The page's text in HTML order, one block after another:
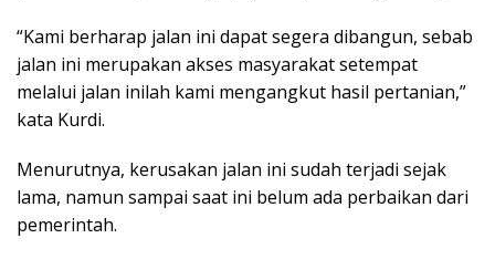
“Kami berharap jalan ini dapat segera dibangun, sebab
jalan ini merupakan akses masyarakat setempat
melalui jalan inilah kami mengangkut hasil pertanian,”
kata Kurdi.
Menurutnya, kerusakan jalan ini sudah terjadi sejak
lama, namun sampai saat ini belum ada perbaikan dari
pemerintah.